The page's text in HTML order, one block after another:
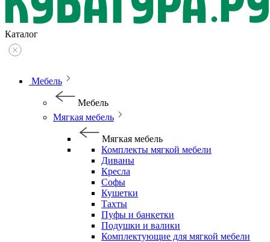
Каталог
Мебель
Мебель
Мягкая мебель
Мягкая мебель
Комплекты мягкой мебели
Диваны
Кресла
Софы
Кушетки
Тахты
Пуфы и банкетки
Подушки и валики
Комплектующие для мягкой мебели